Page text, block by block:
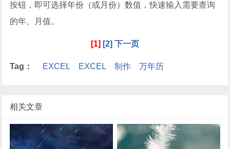
按钮，即可选择年份（或月份）数值，快速输入需要查询
的年、月值。
[1] [2] 下一页
Tag： EXCEL EXCEL 制作 万年历
相关文章